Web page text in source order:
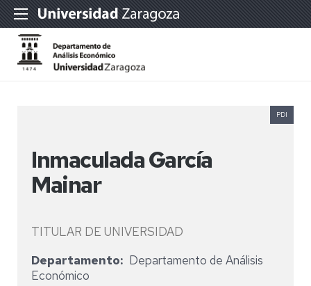
Inmaculada García
Mainar
TITULAR DE UNIVERSIDAD
PDI
Departamento
Departamento de Análisis
Económico